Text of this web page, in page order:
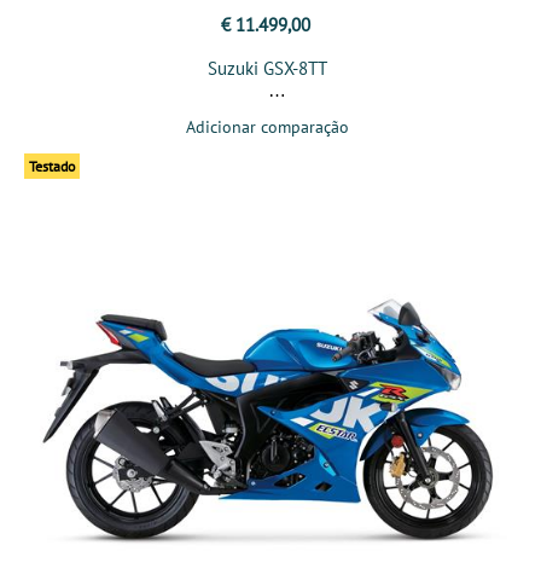
€ 11.499,00
Suzuki GSX-8TT
Adicionar comparação
Testado